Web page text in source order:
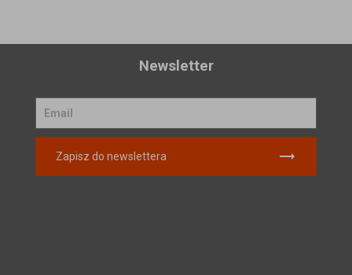
Newsletter
Zapisz do newslettera